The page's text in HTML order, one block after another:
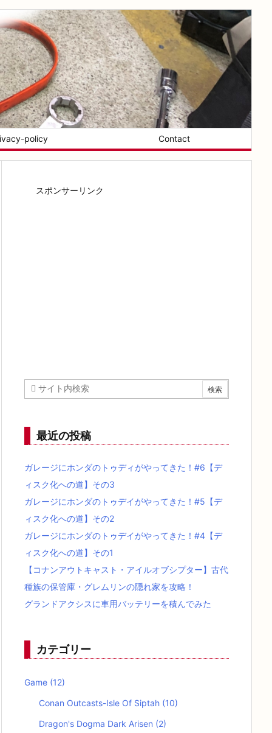
policy Contact
スポンサーリンク
最近の投稿
ガレージにホンダのトゥディがやってきた！#6【デ
ィスク化への道】その3
ガレージにホンダのトゥデイがやってきた！#5【デ
ィスク化への道】その2
ガレージにホンダのトゥデイがやってきた！#4【デ
ィスク化への道】その1
【コナンアウトキャスト・アイルオブシプター】古代
種族の保管庫・グレムリンの隠れ家を攻略！
グランドアクシスに車用バッテリーを積んでみた
カテゴリー
Game (12)
Conan Outcasts-Isle Of Siptah (10)
Dragon's Dogma Dark Arisen (2)